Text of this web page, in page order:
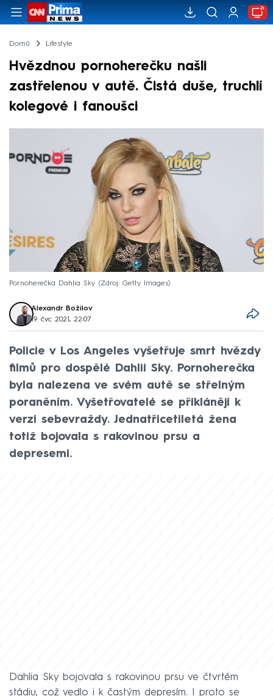
Domů Lifestyle
Hvězdnou pornoherečku našli
zastřelenou v autě. Čistá duše, truchlí
kolegové i fanoušci
Pornoherečka Dahlia Sky Zdroj: Getty Images
Alexandr Božilov
19. čvc 2021, 22:07
Policie v Los Angeles vyšetřuje smrt hvězdy
filmů pro dospělé Dahlii Sky. Pornoherečka
byla nalezena ve svém autě se střelným
poraněním. Vyšetřovatelé se přiklánějí k
verzi sebevraždy. Jednatřicetiletá žena
totiž bojovala s rakovinou prsu a
depresemi.
Dahlia Sky bojovala s rakovinou prsu ve čtvrtém
stádiu, což vedlo i k častým depresím. I proto se